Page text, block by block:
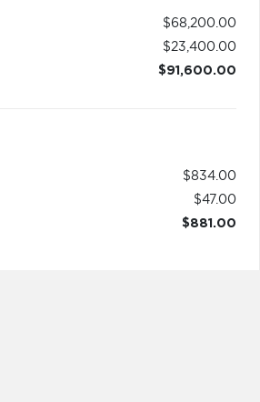
$68,200.00
$23,400.00
$91,600.00
$834.00
$47.00
$881.00